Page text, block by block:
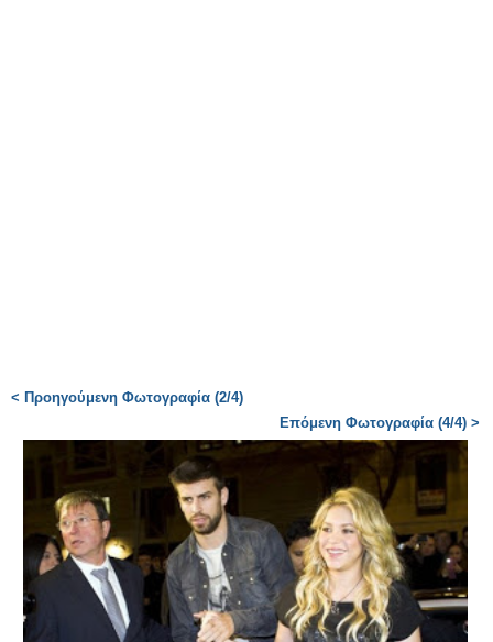
< Προηγούμενη Φωτογραφία (2/4)
Επόμενη Φωτογραφία (4/4) >